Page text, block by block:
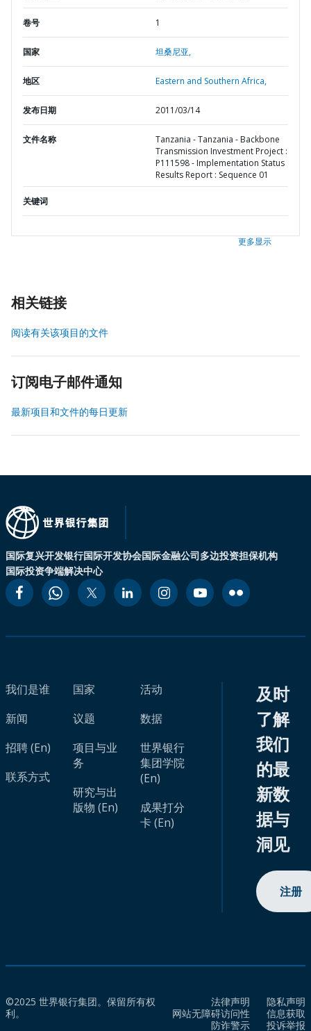
卷号 1
国家 坦桑尼亚,
地区 Eastern and Southern Africa,
发布日期 2011/03/14
文件名称
Tanzania - Tanzania - Backbone
Transmission Investment Project :
P111598 - Implementation Status
Results Report : Sequence 01
关键词
更多显示
相关链接
阅读有关该项目的文件
订阅电子邮件通知
最新项目和文件的每日更新
国际复兴开发银行国际开发协会国际金融公司多边投资担保机构
国际投资争端解决中心
我们是谁
新闻
招聘 (En)
联系方式
国家
议题
项目与业
务
研究与出
版物 (En)
活动
数据
世界银行
集团学院
(En)
成果打分
卡 (En)
及时
了解
我们
的最
新数
据与
洞见
注册
©2025 世界银行集团。保留所有权
利。
法律声明
隐私声明
网站无障碍访问性
信息获取
防诈警示
投诉举报